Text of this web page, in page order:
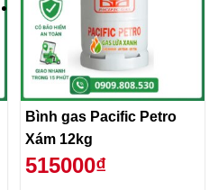
Bình gas Pacific Petro
Xám 12kg
515000₫